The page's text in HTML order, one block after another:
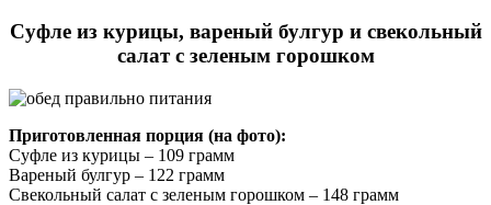
Суфле из курицы, вареный булгур и свекольный
салат с зеленым горошком
Приготовленная порция (на фото):
Суфле из курицы – 109 грамм
Вареный булгур – 122 грамм
Свекольный салат с зеленым горошком – 148 грамм